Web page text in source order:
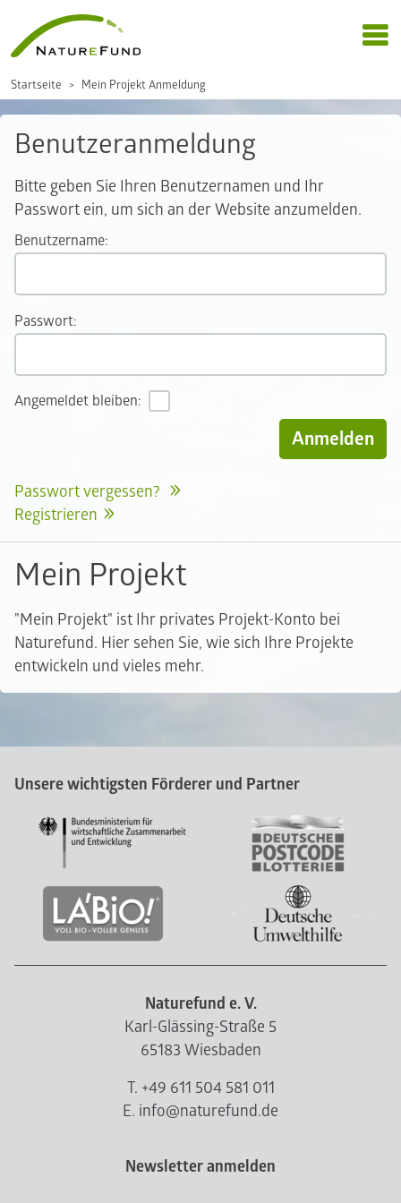
Startseite Mein Projekt Anmeldung
Benutzeranmeldung
Bitte geben Sie Ihren Benutzernamen und Ihr
Passwort ein, um sich an der Website anzumelden.
Benutzername:
Passwort:
Angemeldet bleiben:
Passwort vergessen?
Registrieren
Mein Projekt
"Mein Projekt" ist Ihr privates Projekt-Konto bei
Naturefund. Hier sehen Sie, wie sich Ihre Projekte
entwickeln und vieles mehr.
Unsere wichtigsten Förderer und Partner
Naturefund e. V.
Karl-Glässing-Straße 5
65183 Wiesbaden
T. +49 611 504 581 011
E. info@naturefund.de
Newsletter anmelden